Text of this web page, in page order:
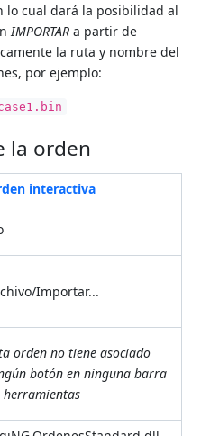
lo cual dará la posibilidad al
IMPORTARa partir de
la ruta y nombre del
por ejemplo:
la orden
interactiva
Importar...
orden no tiene asociado
botón en ninguna barra
herramientas